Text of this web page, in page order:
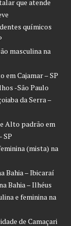
que atende
químicos
masculina na
em Cajamar – SP
-São Paulo
da Serra –
Alto padrão em
SP
(mista) na
Bahia – Ibicaraí
Bahia – Ilhéus
e feminina na
de Camaçari